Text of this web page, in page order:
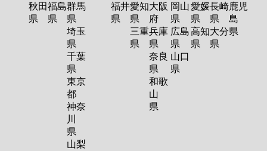
秋田
県
福島
県
群馬
県
埼玉
県
千葉
県
東京
都
神奈
川
県
山梨
福井
県
愛知
県
三重
県
大阪
府
兵庫
県
奈良
県
和歌
山
県
岡山
県
広島
県
山口
県
愛媛
県
高知
県
長崎
県
大分
県
鹿児
島
県